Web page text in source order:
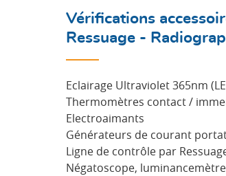
Vérifications
Ressuage -
Eclairage Ultraviolet 365nm
Thermomètres contact /
Electroaimants
Générateurs de courant
Ligne de contrôle par
Négatoscope,